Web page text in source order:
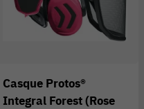
Casque Protos®
Integral Forest (Rose